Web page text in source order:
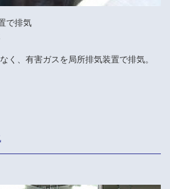
で排気
く、有害ガスを局所排気装置で排気。